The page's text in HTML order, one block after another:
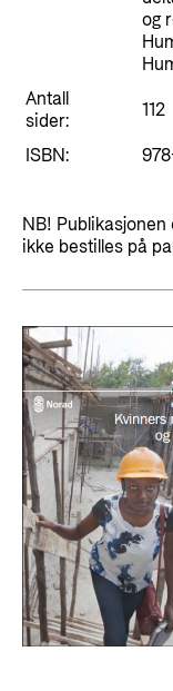
Styresett og
For
fornybar energi
Norad -
Nyttige lenker
Evalueringer
Historie
Kontakt
Kontakt oss
Norads
Presse og
Logo
Postjournal
Personvern
og
Antall
sider:
112
ISBN:
NB!
ikke bestilles på